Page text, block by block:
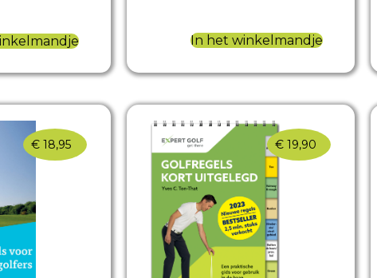
In het winkelmandje
€18,95 € 19,90